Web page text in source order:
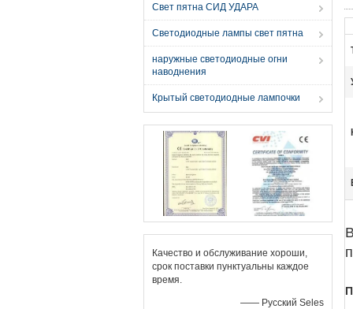
Свет пятна СИД УДАРА
Светодиодные лампы свет пятна
наружные светодиодные огни
наводнения
Крытый светодиодные лампочки
Качество и обслуживание хороши,
срок поставки пунктуальны каждое
время.
—— Русский Seles